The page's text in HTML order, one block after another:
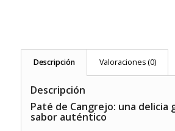
Descripción Valoraciones (0)
Descripción
Paté de Cangrejo: una delicia
sabor auténtico